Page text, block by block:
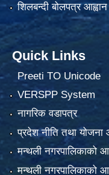
शिलबन्दी बोलपत्र
Quick Links
Preeti TO Unicode
VERSPP System
नागरिक वडापत्र
प्रदेश नीति तथा योजना
मन्थली नगरपालिकाको
मन्थली नगरपालिकाको